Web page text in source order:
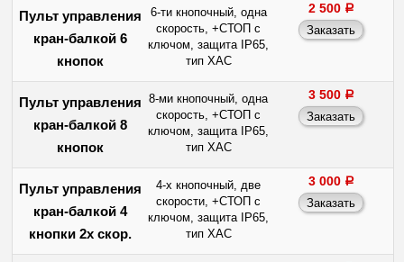
Пульт управления
кран-балкой 6
кнопок
6-ти кнопочный, одна
скорость, +СТОП с
ключом, защита IP65,
тип ХАС
2 500 a
Пульт управления
кран-балкой 8
кнопок
8-ми кнопочный, одна
скорость, +СТОП с
ключом, защита IP65,
тип ХАС
3 500 a
Пульт управления
кран-балкой 4
кнопки 2х скор.
4-х кнопочный, две
скорости, +СТОП с
ключом, защита IP65,
тип ХАС
3 000 a